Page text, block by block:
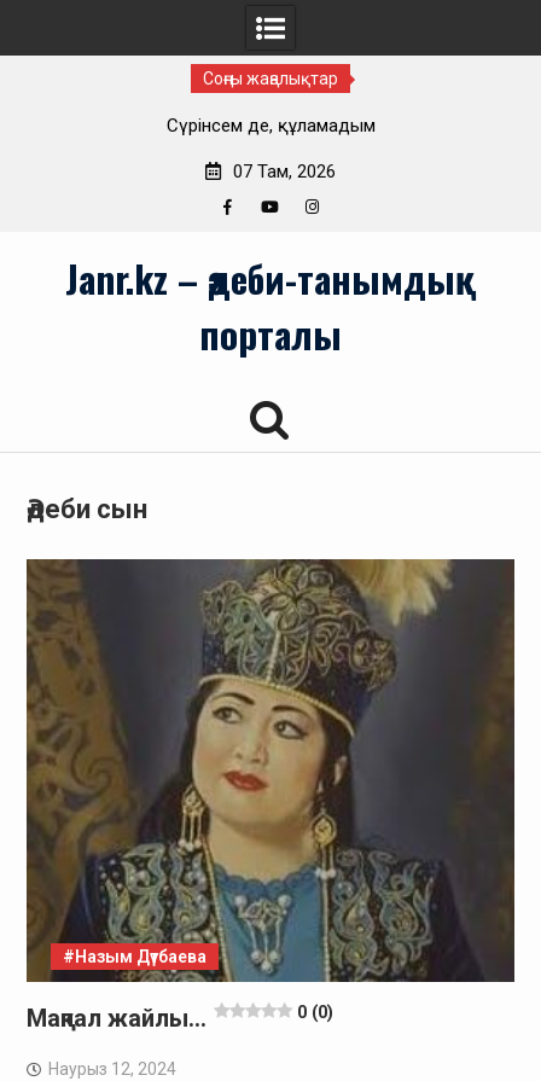
Соңғы жаңалықтар
Сүрінсем де, құламадым
07 Там, 2026
Janr.kz – әдеби-танымдық
порталы
Әдеби сын
#Назым Дүтбаева
Мақпал жайлы… 0 (0)
Наурыз 12, 2024